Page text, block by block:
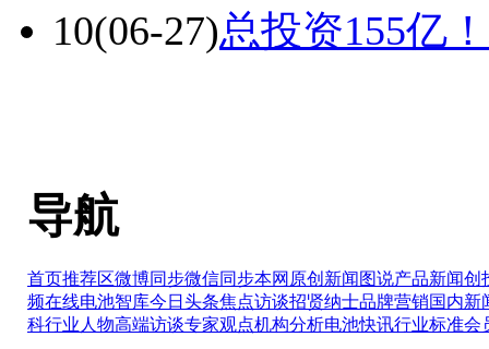
10(06-27)总投资155亿
导航
首页推荐区微博同步微信同步本网原创 新闻图说产品新闻创
频在线电池智库今日头条焦点访谈招贤纳士品牌营销国内新
科行业人物高端访谈专家观点机构分析电池快讯行业标准会